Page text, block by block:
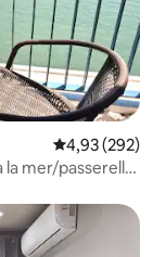
Évaluation
4,93 (292)
la mer/passerelle
!